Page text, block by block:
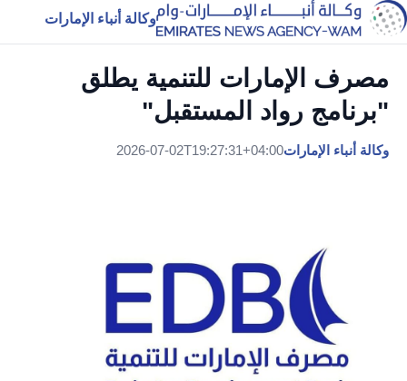
وكالة أنباء الإمارات
مصرف الإمارات للتنمية يطلق
"برنامج رواد المستقبل"
وكالة أنباء الإمارات2026-07-02T19:27:31+04:00